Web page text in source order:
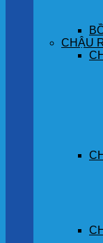
CHẬU